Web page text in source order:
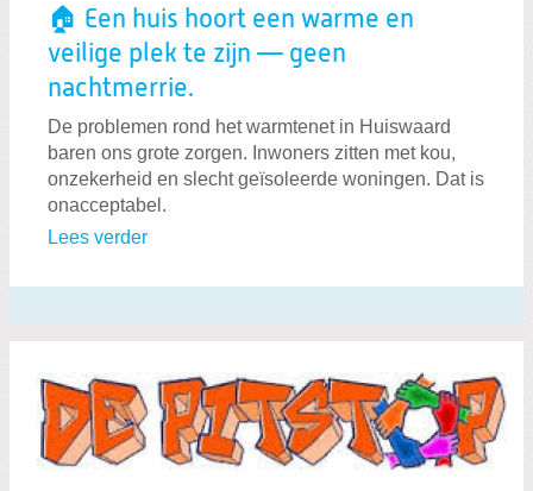
🏠 Een huis hoort een warme en
veilige plek te zijn — geen
nachtmerrie.
De problemen rond het warmtenet in Huiswaard
baren ons grote zorgen. Inwoners zitten met kou,
onzekerheid en slecht geïsoleerde woningen. Dat is
onacceptabel.
Lees verder